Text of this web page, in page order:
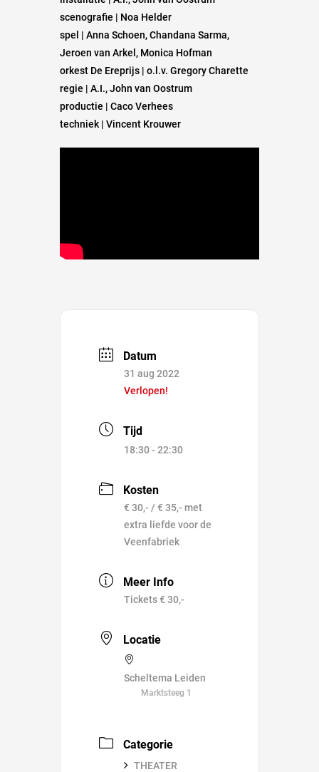
scenografie | Noa Helder
spel | Anna Schoen, Chandana Sarma,
Jeroen van Arkel, Monica Hofman
orkest De Ereprijs | o.l.v. Gregory Charette
regie | A.I., John van Oostrum
productie | Caco Verhees
techniek | Vincent Krouwer
Datum
31 aug 2022
Verlopen!
Tijd
18:30 - 22:30
Kosten
€ 30,- / € 35,- met
extra liefde voor de
Veenfabriek
Meer Info
Tickets € 30,-
Locatie
Scheltema Leiden
Marktsteeg 1
Categorie
THEATER